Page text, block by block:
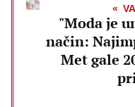
"Moda je
način:
Met gale